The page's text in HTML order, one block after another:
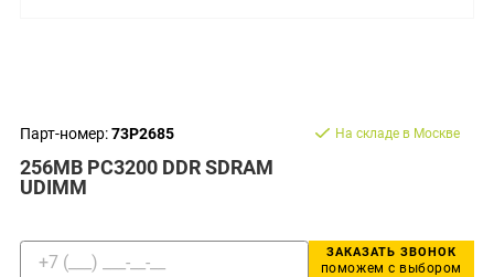
Парт-номер:73P2685
256MB PC3200 DDR SDRAM
UDIMM
На складе в Москве
ЗАКАЗАТЬ ЗВОНОК
поможем с выбором